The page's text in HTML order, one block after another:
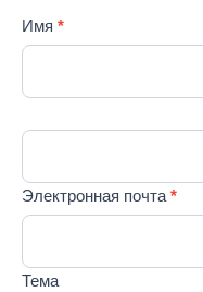
Contact
Us
Имя *
Электронная почта*
Тема
Если вы
человек,
пустым.